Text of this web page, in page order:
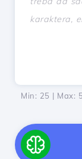
Min: 25 | Max: